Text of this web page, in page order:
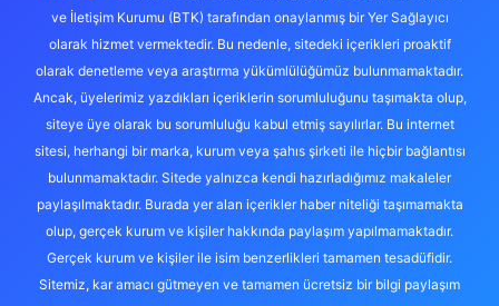
ve İletişim Kurumu (BTK) tarafından onaylanmış bir Yer Sağlayıcı
olarak hizmet vermektedir. Bu nedenle, sitedeki içerikleri proaktif
olarak denetleme veya araştırma yükümlülüğümüz bulunmamaktadır.
Ancak, üyelerimiz yazdıkları içeriklerin sorumluluğunu taşımakta olup,
siteye üye olarak bu sorumluluğu kabul etmiş sayılırlar. Bu internet
sitesi, herhangi bir marka, kurum veya şahıs şirketi ile hiçbir bağlantısı
bulunmamaktadır. Sitede yalnızca kendi hazırladığımız makaleler
paylaşılmaktadır. Burada yer alan içerikler haber niteliği taşımamakta
olup, gerçek kurum ve kişiler hakkında paylaşım yapılmamaktadır.
Gerçek kurum ve kişiler ile isim benzerlikleri tamamen tesadüfidir.
Sitemiz, kar amacı gütmeyen ve tamamen ücretsiz bir bilgi paylaşım